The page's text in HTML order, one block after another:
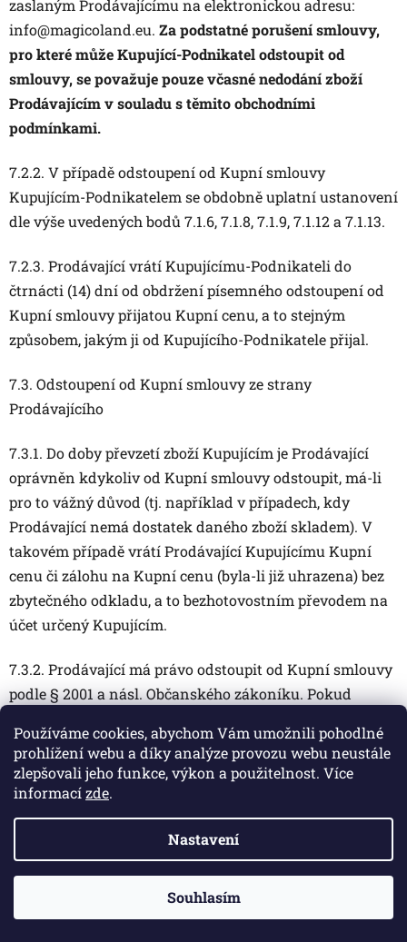
Používáme cookies, abychom Vám umožnili pohodlné
prohlížení webu a díky analýze provozu webu neustále
zlepšovali jeho funkce, výkon a použitelnost. Více
informacízde.
Nastavení
Souhlasím
zaslaným Prodávajícímu na elektronickou adresu:
info@magicoland.eu. Za podstatné porušení smlouvy,
pro které může Kupující-Podnikatel odstoupit od
smlouvy, se považuje pouze včasné nedodání zboží
Prodávajícím v souladu s těmito obchodními
podmínkami.
7.2.2. V případě odstoupení od Kupní smlouvy
Kupujícím-Podnikatelem se obdobně uplatní ustanovení
dle výše uvedených bodů 7.1.6, 7.1.8, 7.1.9, 7.1.12 a 7.1.13.
7.2.3. Prodávající vrátí Kupujícímu-Podnikateli do
čtrnácti (14) dní od obdržení písemného odstoupení od
Kupní smlouvy přijatou Kupní cenu, a to stejným
způsobem, jakým ji od Kupujícího-Podnikatele přijal.
7.3. Odstoupení od Kupní smlouvy ze strany
Prodávajícího
7.3.1. Do doby převzetí zboží Kupujícím je Prodávající
oprávněn kdykoliv od Kupní smlouvy odstoupit, má-li
pro to vážný důvod (tj. například v případech, kdy
Prodávající nemá dostatek daného zboží skladem). V
takovém případě vrátí Prodávající Kupujícímu Kupní
cenu či zálohu na Kupní cenu (byla-li již uhrazena) bez
zbytečného odkladu, a to bezhotovostním převodem na
účet určený Kupujícím.
7.3.2. Prodávající má právo odstoupit od Kupní smlouvy
podle § 2001 a násl. Občanského zákoníku. Pokud
Kupujícímu, je Kupující povinen zboží vrátit bez
zbytečného odkladu Prodávajícímu.
8.1. Prodávající odpovídá Kupujícímu za to, že zboží při
převzetí nemá vady. Odpovědnost Prodávajícího se řídí
ustanoveními Občanského zákoníku, především § 1914